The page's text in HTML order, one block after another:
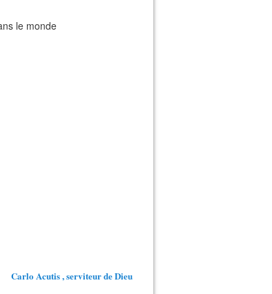
le monde
Carlo Acutis , serviteur de Dieu